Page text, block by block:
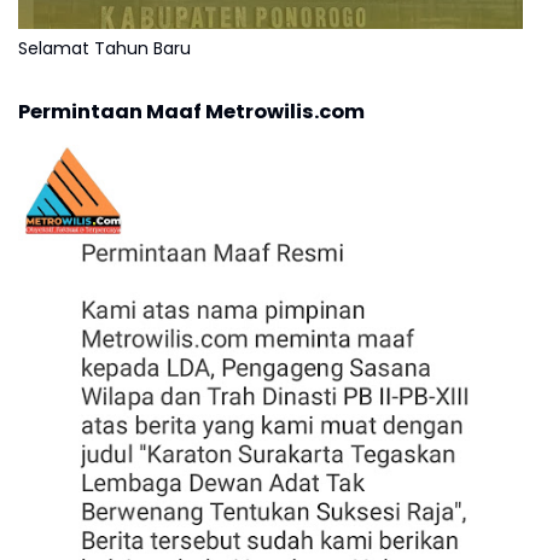
Selamat Tahun Baru
Permintaan Maaf Metrowilis.com